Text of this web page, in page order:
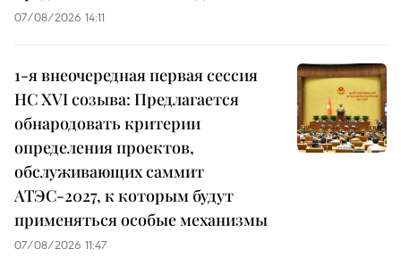
07/08/2026 14:11
1-я внеочередная первая сессия
НС XVI созыва: Предлагается
обнародовать критерии
определения проектов,
обслуживающих саммит
АТЭС-2027, к которым будут
применяться особые механизмы
07/08/2026 11:47